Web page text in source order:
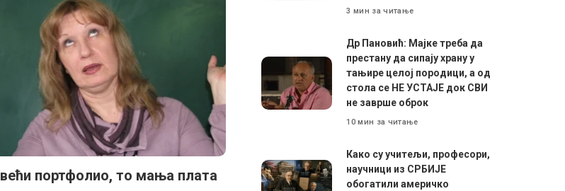
портфолио, то мања плата
3 мин за читање
Др Пановић: Мајке треба да
престану да сипају храну у
тањире целој породици, а од
стола се НЕ УСТАЈЕ док СВИ
не заврше оброк
10 мин за читање
Како су учитељи, професори,
научници из СРБИЈЕ
обогатили америчко